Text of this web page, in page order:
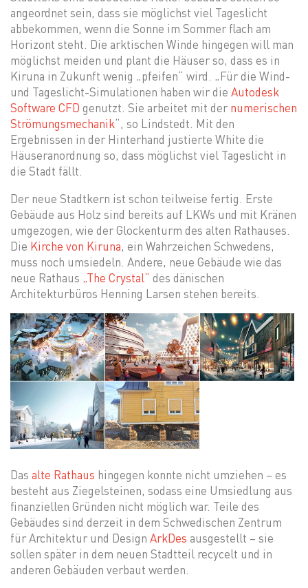
angeordnet sein, dass sie möglichst viel Tageslicht
abbekommen, wenn die Sonne im Sommer flach am
Horizont steht. Die arktischen Winde hingegen will man
möglichst meiden und plant die Häuser so, dass es in
Kiruna in Zukunft wenig „pfeifen“ wird. „Für die Wind-
und Tageslicht-Simulationen haben wir die Autodesk
Software CFD genutzt. Sie arbeitet mit der numerischen
Strömungsmechanik“, so Lindstedt. Mit den
Ergebnissen in der Hinterhand justierte White die
Häuseranordnung so, dass möglichst viel Tageslicht in
die Stadt fällt.
Der neue Stadtkern ist schon teilweise fertig. Erste
Gebäude aus Holz sind bereits auf LKWs und mit Kränen
umgezogen, wie der Glockenturm des alten Rathauses.
Die Kirche von Kiruna, ein Wahrzeichen Schwedens,
muss noch umsiedeln. Andere, neue Gebäude wie das
neue Rathaus „The Crystal“ des dänischen
Architekturbüros Henning Larsen stehen bereits.
Kiruna bekommt einen neuen Stadtkern. Das runde Gebäude in der Mitte ist das neue Rathaus. Daneben ist der alte Glockenturm des alten Rathauses zu sehen. Credit: White
Das alte Rathaus hingegen konnte nicht umziehen – es
besteht aus Ziegelsteinen, sodass eine Umsiedlung aus
finanziellen Gründen nicht möglich war. Teile des
Gebäudes sind derzeit in dem Schwedischen Zentrum
für Architektur und Design ArkDes ausgestellt – sie
sollen später in dem neuen Stadtteil recycelt und in
anderen Gebäuden verbaut werden.